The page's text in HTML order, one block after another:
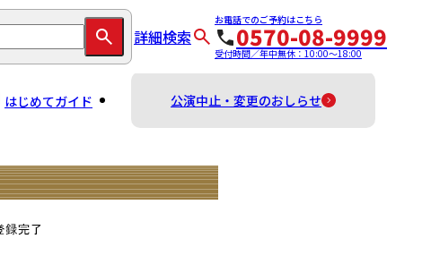
詳細検索
お電話でのご予約はこちら
0570-08-9999
受付時間／年中無休：10:00～18:00
はじめてガイド 公演中止・変更のおしらせ